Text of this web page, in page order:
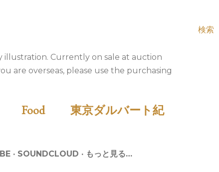
検索
illustration. Currently on sale at auction
are overseas, please use the purchasing
Food
東京ダルバート紀
SOUNDCLOUD もっと見る…